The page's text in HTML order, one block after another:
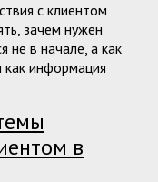
с клиентом
зачем нужен
не в начале, а как
как информация
в